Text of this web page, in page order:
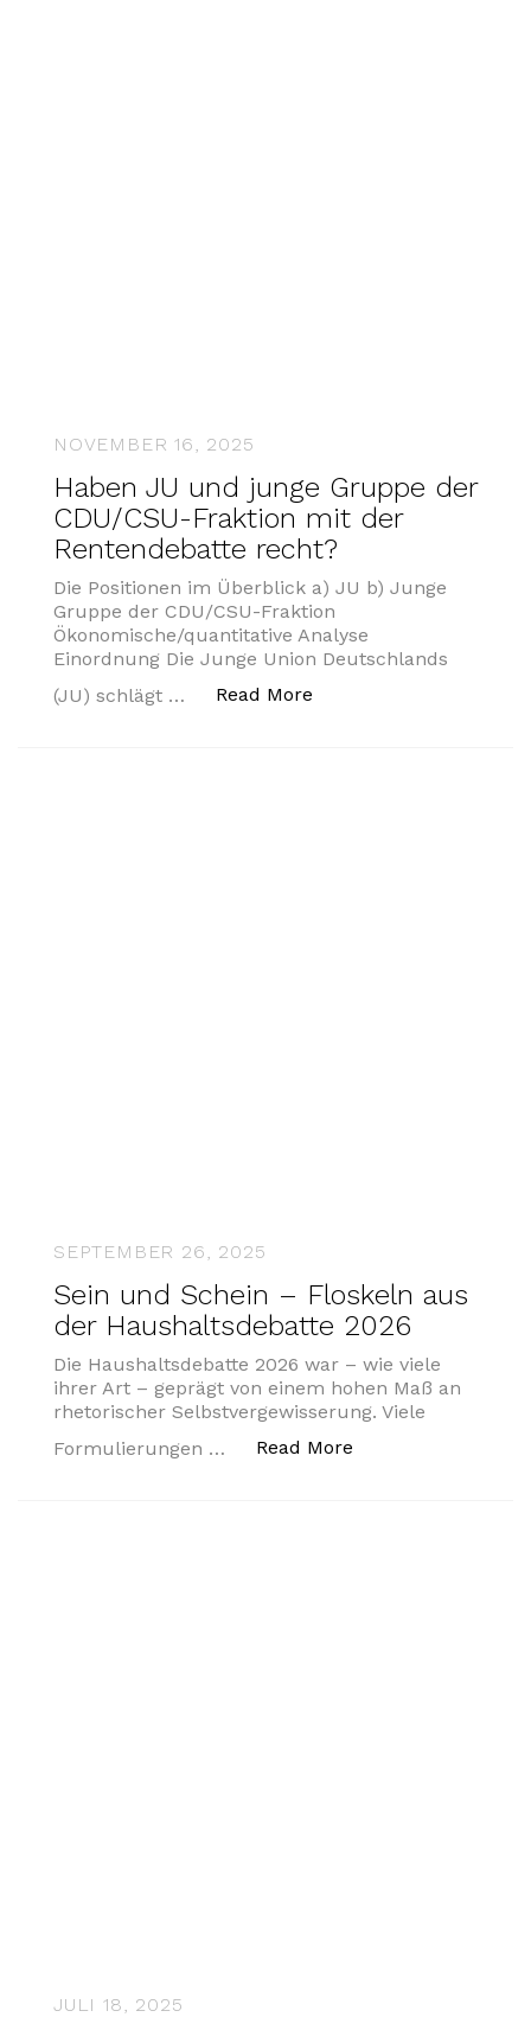
NOVEMBER 16, 2025
Haben JU und junge Gruppe der
CDU/CSU-Fraktion mit der
Rentendebatte recht?
Die Positionen im Überblick a) JU b) Junge
Gruppe der CDU/CSU-Fraktion
Ökonomische/quantitative Analyse
Einordnung Die Junge Union Deutschlands
(JU) schlägt …
Read More
SEPTEMBER 26, 2025
Sein und Schein – Floskeln aus
der Haushaltsdebatte 2026
Die Haushaltsdebatte 2026 war – wie viele
ihrer Art – geprägt von einem hohen Maß an
rhetorischer Selbstvergewisserung. Viele
Formulierungen …
Read More
JULI 18, 2025